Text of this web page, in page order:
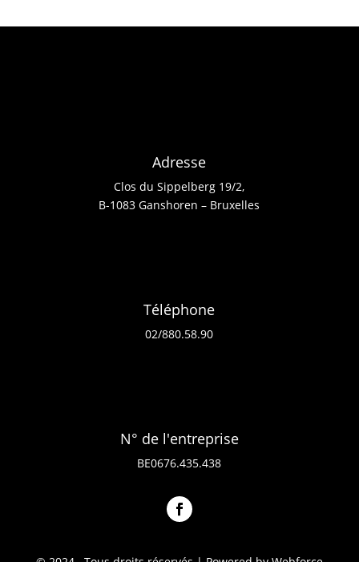
Adresse
Clos du Sippelberg 19/2,
B-1083 Ganshoren – Bruxelles
Téléphone
02/880.58.90
N° de l'entreprise
BE0676.435.438